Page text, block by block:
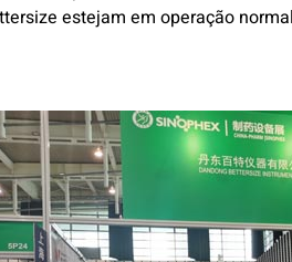
estejam em operação